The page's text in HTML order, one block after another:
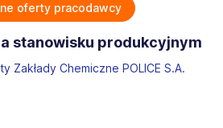
oferty pracodawcy
stanowisku produkcyjnym
Zakłady Chemiczne POLICE S.A.